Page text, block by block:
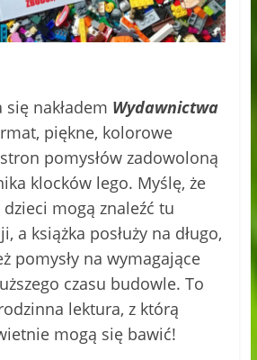
się nakładem Wydawnictwa
piękne, kolorowe
pomysłów zadowoloną
klocków lego. Myślę, że
mogą znaleźć tu
a książka posłuży na długo,
pomysły na wymagające
czasu budowle. To
lektura, z którą
mogą się bawić!